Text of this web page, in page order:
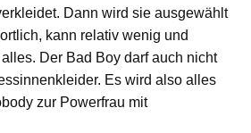
Dann wird sie ausgewählt
kann relativ wenig und
Der Bad Boy darf auch nicht
Es wird also alles
zur Powerfrau mit